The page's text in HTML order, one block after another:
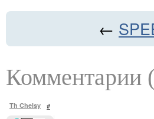
←
Комментарии
Th Chelsy #